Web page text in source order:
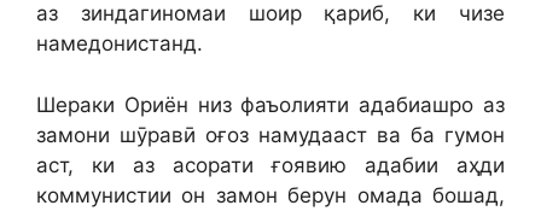
аз зиндагиномаи шоир қариб, ки чизе
намедонистанд.
Шераки Ориён низ фаъолияти адабиашро аз
замони шӯравӣ оғоз намудааст ва ба гумон
аст, ки аз асорати ғоявию адабии аҳди
коммунистии он замон берун омада бошад,